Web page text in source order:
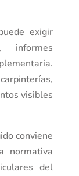
exigir
informes
visibles
conviene
normativa
del